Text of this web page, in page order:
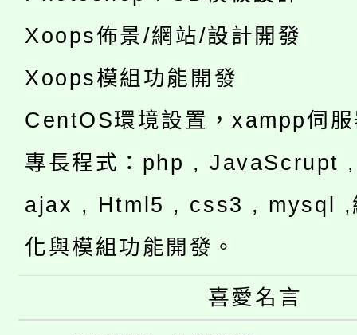
Xoops佈景/網站/設計開發
Xoops模組功能開發
CentOS環境設置，xampp伺
專長程式：php , JavaScrupt
ajax , Html5 , css3 , mysql ,
化與模組功能開發。
喜愛名言